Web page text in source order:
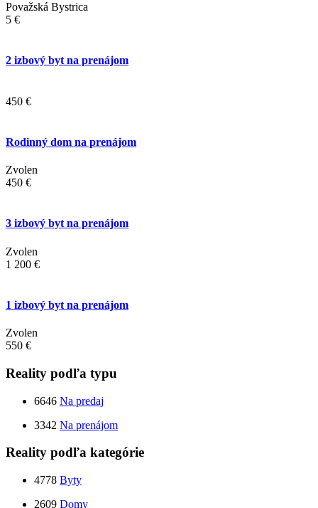
Považská Bystrica
5 €
2 izbový byt na prenájom
450 €
Rodinný dom na prenájom
Zvolen
450 €
3 izbový byt na prenájom
Zvolen
1 200 €
1 izbový byt na prenájom
Zvolen
550 €
Reality podľa typu
6646 Na predaj
3342 Na prenájom
Reality podľa kategórie
4778 Byty
2609 Domy